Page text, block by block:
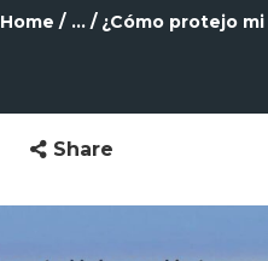
Home ... ¿Cómo protejo
Share